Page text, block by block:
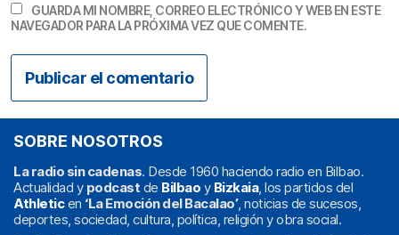
GUARDA MI NOMBRE, CORREO ELECTRÓNICO Y WEB EN ESTE
NAVEGADOR PARA LA PRÓXIMA VEZ QUE COMENTE.
SOBRE NOSOTROS
La radio sin cadenas. Desde 1960 haciendo radio en Bilbao.
Actualidad y podcast de Bilbao y Bizkaia, los partidos del
Athleticen ‘La Emoción del Bacalao’, noticias de sucesos,
deportes, sociedad, cultura, política, religión y obra social.